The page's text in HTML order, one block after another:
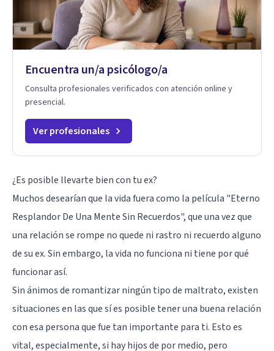
Encuentra un/a psicólogo/a
Consulta profesionales verificados con atención online y
presencial.
Ver profesionales
¿Es posible llevarte bien con tu ex?
Muchos desearían que la vida fuera como la película "Eterno
Resplandor De Una Mente Sin Recuerdos", que una vez que
una relación se rompe no quede ni rastro ni recuerdo alguno
de su ex. Sin embargo, la vida no funciona ni tiene por qué
funcionar así.
Sin ánimos de romantizar ningún tipo de maltrato, existen
situaciones en las que sí es posible tener una buena relación
con esa persona que fue tan importante para ti. Esto es
vital, especialmente, si hay hijos de por medio, pero